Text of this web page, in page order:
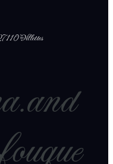
Villettes